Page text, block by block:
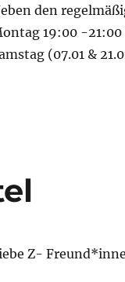
den
19:00 -21:00
(07.01 &
Z-